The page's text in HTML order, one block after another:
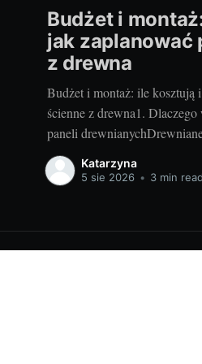
Budżet i
jak zaplanować
z drewna
Budżet i montaż: ile kosztują
ścienne z drewna1.
paneli
sposób na ocieplenie
podniesienie wartości
usłojenie, które trudno
Katarzyna
5 sie 2026 • 3 min read